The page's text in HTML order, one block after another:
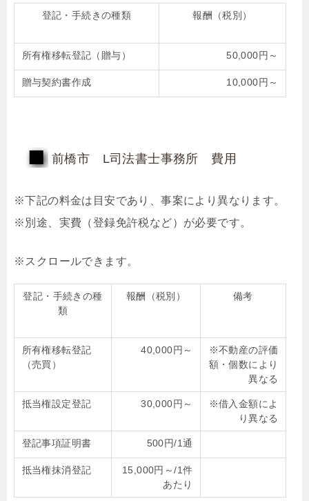
登記・手続きの種類 報酬（税別）
所有権移転登記（贈与） 50,000円～
贈与契約書作成 10,000円～
前橋市 L司法書士事務所 費用
※下記の料金は目安であり、事案により異なります。
※別途、実費（登録免許税など）が必要です。
登記・手続きの種
類
報酬（税別） 備考
所有権移転登記
（売買）
40,000円～
※不動産の評価
額・個数により
異なる
抵当権設定登記 30,000円～
※借入金額によ
り異なる
登記事項証明書 500円/1通
抵当権抹消登記
15,000円～/1件
あたり